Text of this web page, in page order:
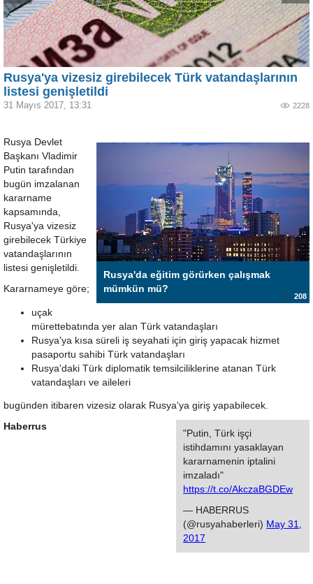
Rusya'ya vizesiz girebilecek Türk vatandaşlarının
listesi genişletildi
31 Mayıs 2017, 13:31 2228
Rusya'da eğitim görürken çalışmak
mümkün mü?
208
Rusya Devlet
Başkanı Vladimir
Putin tarafından
bugün imzalanan
kararname
kapsamında,
Rusya'ya vizesiz
girebilecek Türkiye
vatandaşlarının
listesi genişletildi.
Kararnameye göre;
uçak
mürettebatında yer alan Türk vatandaşları
Rusya'ya kısa süreli iş seyahati için giriş yapacak hizmet
pasaportu sahibi Türk vatandaşları
Rusya'daki Türk diplomatik temsilciliklerine atanan Türk
vatandaşları ve aileleri
bugünden itibaren vizesiz olarak Rusya'ya giriş yapabilecek.
"Putin, Türk işçi
istihdamını yasaklayan
kararnamenin iptalini
imzaladı"
https://t.co/AkczaBGDEw
— HABERRUS
(@rusyahaberleri) May 31,
2017
Haberrus